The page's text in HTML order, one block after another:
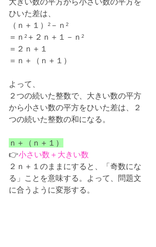
ひいた差は、
（ｎ＋１）²－ｎ²
＝ｎ²＋２ｎ＋１－ｎ²
＝２ｎ＋１
＝ｎ＋（ｎ＋１）
よって、
２つの続いた整数で、大きい数の平方
から小さい数の平方をひいた差は、２
つの続いた整数の和になる。
ｎ＋（ｎ＋１）
👉小さい数＋大きい数
２ｎ＋１のままにすると、「奇数にな
る」ことを意味する。よって、問題文
に合うように変形する。